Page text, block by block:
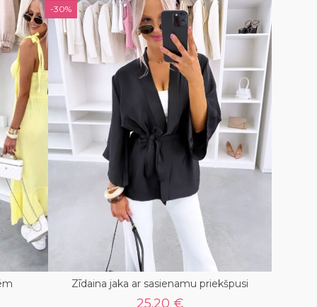
-30%
Zīdaina jaka ar sasienamu priekšpusi
25.20 €